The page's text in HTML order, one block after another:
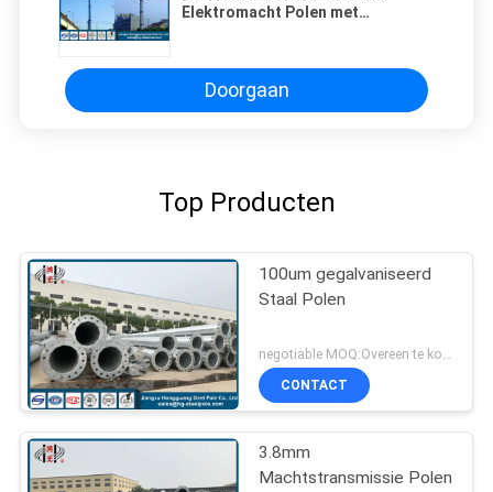
Elektromacht Polen met
Doorgaan
Top Producten
100um gegalvaniseerd
Staal Polen
negotiable MOQ:Overeen te komen
CONTACT
3.8mm
Machtstransmissie Polen